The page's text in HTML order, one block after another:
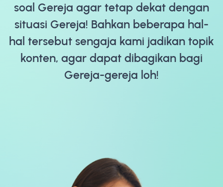
soal Gereja agar tetap dekat dengan
situasi Gereja! Bahkan beberapa hal-
hal tersebut sengaja kami jadikan topik
konten, agar dapat dibagikan bagi
Gereja-gereja loh!